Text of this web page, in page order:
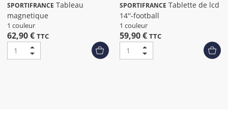
SPORTIFRANCE
magnetique
1 couleur
62,90 € TTC
SPORTIFRANCE
14''-football
1 couleur
59,90 € TTC